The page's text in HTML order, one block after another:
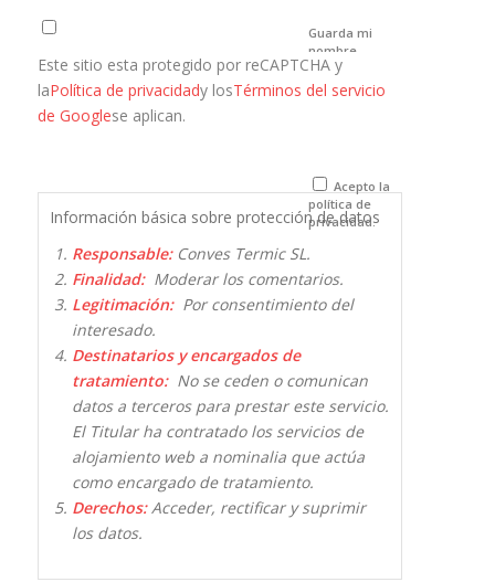
Guarda mi
nombre,
correo
electrónico y
que comente.
Este sitio esta protegido por reCAPTCHA y
laPolítica de privacidady losTérminos del servicio
de Googlese aplican.
Acepto la
política de
privacidad.
Información básica sobre protección de datos
Responsable:Conves Termic SL.
Finalidad:Moderar los comentarios.
Legitimación:Por consentimiento del
interesado.
Destinatarios y encargados de
tratamiento:No se ceden o comunican
datos a terceros para prestar este servicio.
El Titular ha contratado los servicios de
alojamiento web a nominalia que actúa
como encargado de tratamiento.
Derechos:Acceder, rectificar y suprimir
los datos.